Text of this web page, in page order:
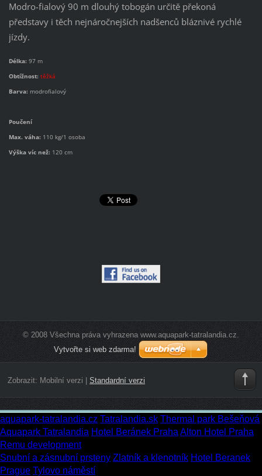
Modro-fialový 90 m dlouhý tobogán určitě překoná
představy i těch nejnáročnejších nadšenců bláznivé rychlé
jízdy.
Délka: 97 m
Obtížnost: těžká
Barva: modrofialový
Poučení
Max. váha: 110 kg/1 osoba
Výška víc než: 120 cm
© 2008 Všechna práva vyhrazena www.aquapark-tatralandia.cz.
Vytvořte si web zdarma!
Zobrazit: Mobilní verzi Standardní verzi
aquapark-tatralandia.cz Tatralandia.sk Thermal park Bešeňová
Aquapark Tatralandia Hotel Beránek Praha Alton Hotel Praha
Remu development
Snubní a zásnubní prsteny Zlatník a klenotník Hotel Beranek
Prague Tylovo náměstí